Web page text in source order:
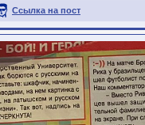
Ссылка на пост